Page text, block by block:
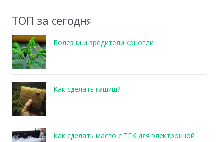
ТОП за сегодня
Болезни и вредители конопли
Как сделать гашиш?
Как сделать масло с ТГК для электронной